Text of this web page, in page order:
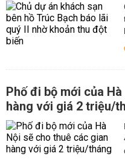
Phố đi bộ mới của
hàng với giá 2 triệu/